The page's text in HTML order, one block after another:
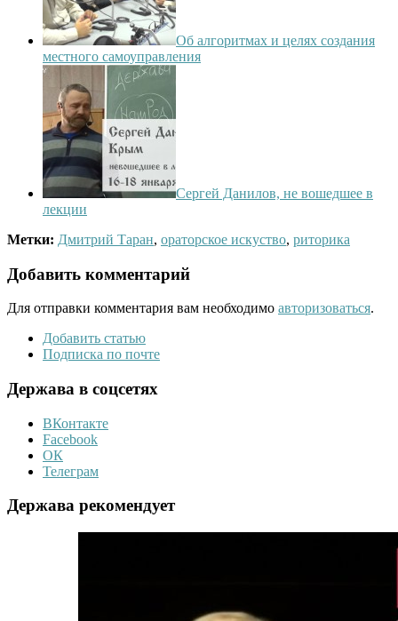
Об алгоритмах и целях создания
местного самоуправления
Сергей Данилов, не вошедшее в
лекции
Метки: Дмитрий Таран, ораторское искуство, риторика
Добавить комментарий
Для отправки комментария вам необходимо авторизоваться.
Добавить статью
Подписка по почте
Держава в соцсетях
ВКонтакте
Facebook
ОК
Телеграм
Держава рекомендует